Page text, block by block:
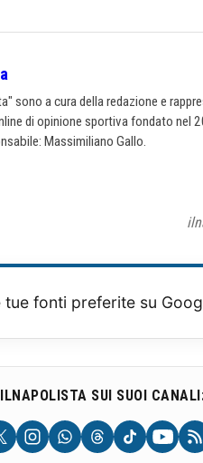
sono a cura della redazione e
di opinione sportiva fondato nel
Massimiliano Gallo.
tue fonti preferite su
SUI SUOI